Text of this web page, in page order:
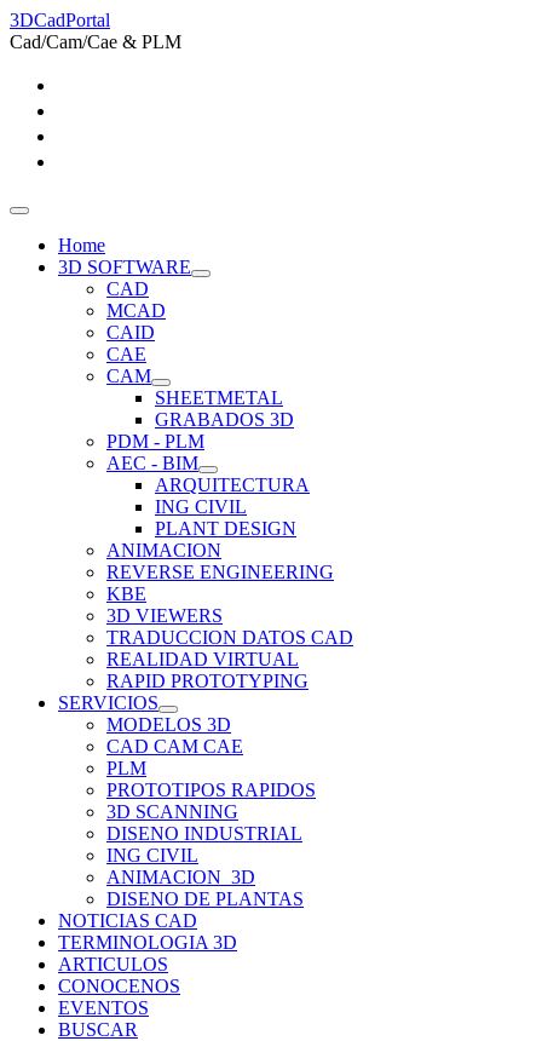
3DCadPortal
Cad/Cam/Cae & PLM
Home
3D SOFTWARE
CAD
MCAD
CAID
CAE
CAM
SHEETMETAL
GRABADOS 3D
PDM - PLM
AEC - BIM
ARQUITECTURA
ING CIVIL
PLANT DESIGN
ANIMACION
REVERSE ENGINEERING
KBE
3D VIEWERS
TRADUCCION DATOS CAD
REALIDAD VIRTUAL
RAPID PROTOTYPING
SERVICIOS
MODELOS 3D
CAD CAM CAE
PLM
PROTOTIPOS RAPIDOS
3D SCANNING
DISENO INDUSTRIAL
ING CIVIL
ANIMACION_3D
DISENO DE PLANTAS
NOTICIAS CAD
TERMINOLOGIA 3D
ARTICULOS
CONOCENOS
EVENTOS
BUSCAR